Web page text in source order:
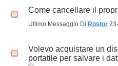
Come cancellare il
Ultimo Messaggio Di Rostor
Volevo acquistare un
portatile per salvare i